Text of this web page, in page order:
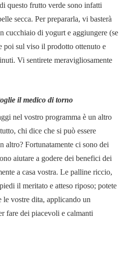
questo frutto verde sono infatti
secca. Per prepararla, vi basterà
cucchiaio di yogurt e aggiungere (se
poi sul viso il prodotto ottenuto e
Vi sentirete meravigliosamente
il medico di torno
nel vostro programma è un altro
chi dice che si può essere
altro? Fortunatamente ci sono dei
aiutare a godere dei benefici dei
a casa vostra. Le palline riccio,
il meritato e atteso riposo; potete
le vostre dita, applicando un
fare dei piacevoli e calmanti